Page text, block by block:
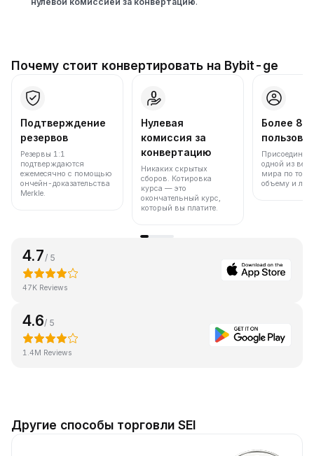
Почему стоит конвертировать на Bybit-ge
Подтверждение
резервов
Резервы 1:1
подтверждаются
ежемесячно с помощью
ончейн-доказательства
Merkle.
Нулевая
комиссия за
конвертацию
Никаких скрытых
сборов. Котировка
курса — это
окончательный курс,
который вы платите.
Более 86
одной из
мира по
объему и
4.7 / 5
47K Reviews
4.6/ 5
1.4M Reviews
Другие способы торговли SEI